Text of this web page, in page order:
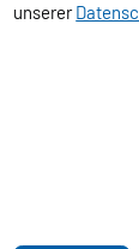
unserer